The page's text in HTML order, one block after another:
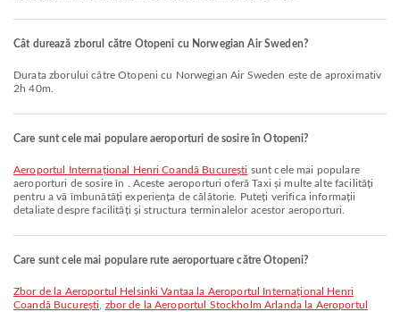
Cât durează zborul către Otopeni cu Norwegian Air Sweden?
Durata zborului către Otopeni cu Norwegian Air Sweden este de aproximativ
2h 40m.
Care sunt cele mai populare aeroporturi de sosire în Otopeni?
Aeroportul Internațional Henri Coandă București sunt cele mai populare
aeroporturi de sosire în . Aceste aeroporturi oferă Taxi și multe alte facilități
pentru a vă îmbunătăți experiența de călătorie. Puteți verifica informații
detaliate despre facilități și structura terminalelor acestor aeroporturi.
Care sunt cele mai populare rute aeroportuare către Otopeni?
zbor de la Aeroportul Helsinki Vantaa la Aeroportul Internațional Henri
Coandă București
zbor de la Aeroportul Stockholm Arlanda la Aeroportul